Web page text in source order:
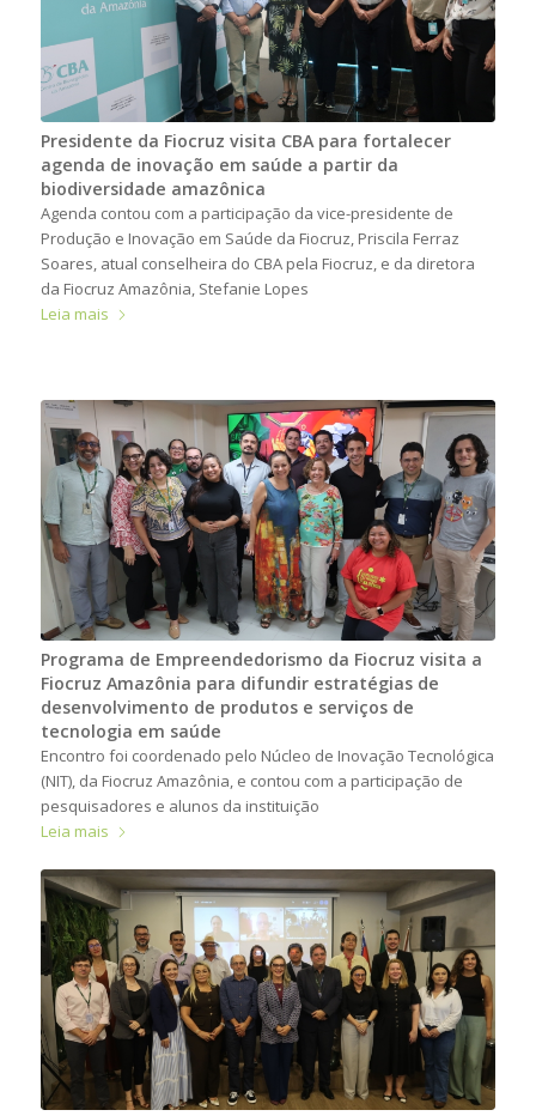
Presidente da Fiocruz visita CBA para fortalecer
agenda de inovação em saúde a partir da
biodiversidade amazônica
Agenda contou com a participação da vice-presidente de
Produção e Inovação em Saúde da Fiocruz, Priscila Ferraz
Soares, atual conselheira do CBA pela Fiocruz, e da diretora
da Fiocruz Amazônia, Stefanie Lopes
Leia mais
Programa de Empreendedorismo da Fiocruz visita a
Fiocruz Amazônia para difundir estratégias de
desenvolvimento de produtos e serviços de
tecnologia em saúde
Encontro foi coordenado pelo Núcleo de Inovação Tecnológica
(NIT), da Fiocruz Amazônia, e contou com a participação de
pesquisadores e alunos da instituição
Leia mais